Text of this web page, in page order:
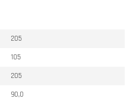
205
105
205
90,0